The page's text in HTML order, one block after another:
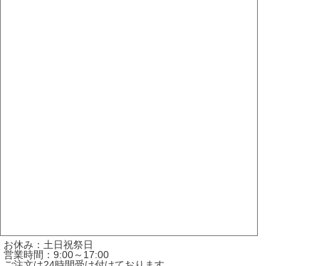
お休み：土日祝祭日
営業時間：9:00～17:00